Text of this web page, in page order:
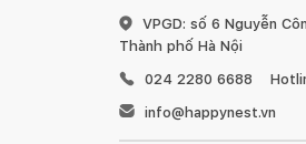
VPGD: số 6 Nguyễn
Thành phố Hà Nội
024 2280 6688
info@happynest.vn